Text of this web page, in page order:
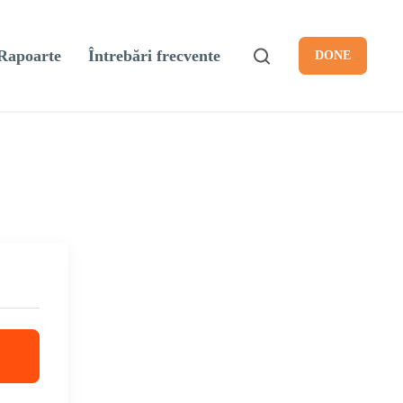
Întrebări frecvente DONE